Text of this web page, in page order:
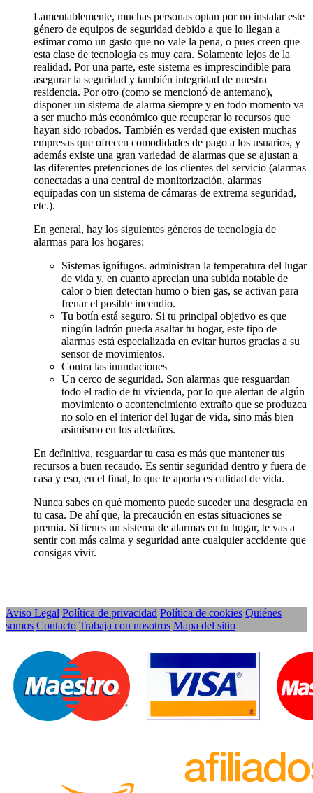
Lamentablemente, muchas personas optan por no instalar este
género de equipos de seguridad debido a que lo llegan a
estimar como un gasto que no vale la pena, o pues creen que
esta clase de tecnología es muy cara. Solamente lejos de la
realidad. Por una parte, este sistema es imprescindible para
asegurar la seguridad y también integridad de nuestra
residencia. Por otro (como se mencionó de antemano),
disponer un sistema de alarma siempre y en todo momento va
a ser mucho más económico que recuperar lo recursos que
hayan sido robados. También es verdad que existen muchas
empresas que ofrecen comodidades de pago a los usuarios, y
además existe una gran variedad de alarmas que se ajustan a
las diferentes pretenciones de los clientes del servicio (alarmas
conectadas a una central de monitorización, alarmas
equipadas con un sistema de cámaras de extrema seguridad,
etc.).
En general, hay los siguientes géneros de tecnología de
alarmas para los hogares:
Sistemas ignífugos. administran la temperatura del lugar
de vida y, en cuanto aprecian una subida notable de
calor o bien detectan humo o bien gas, se activan para
frenar el posible incendio.
Tu botín está seguro. Si tu principal objetivo es que
ningún ladrón pueda asaltar tu hogar, este tipo de
alarmas está especializada en evitar hurtos gracias a su
sensor de movimientos.
Contra las inundaciones
Un cerco de seguridad. Son alarmas que resguardan
todo el radio de tu vivienda, por lo que alertan de algún
movimiento o acontencimiento extraño que se produzca
no solo en el interior del lugar de vida, sino más bien
asimismo en los aledaños.
En definitiva, resguardar tu casa es más que mantener tus
recursos a buen recaudo. Es sentir seguridad dentro y fuera de
casa y eso, en el final, lo que te aporta es calidad de vida.
Nunca sabes en qué momento puede suceder una desgracia en
tu casa. De ahí que, la precaución en estas situaciones se
premia. Si tienes un sistema de alarmas en tu hogar, te vas a
sentir con más calma y seguridad ante cualquier accidente que
consigas vivir.
Aviso Legal Política de privacidad Política de cookies Quiénes
somos Contacto Trabaja con nosotros Mapa del sitio